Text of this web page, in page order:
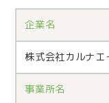
企業名
株式会社カルナエ
事業所名